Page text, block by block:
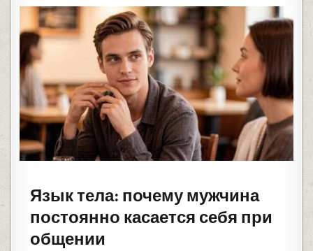
Язык тела: почему мужчина
постоянно касается себя при
общении